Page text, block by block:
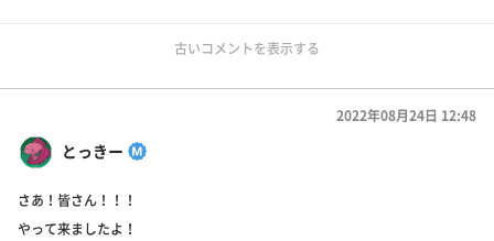
古いコメントを表示する
とっきー
2022年08月24日 12:48
さあ！皆さん！！！
やって来ましたよ！